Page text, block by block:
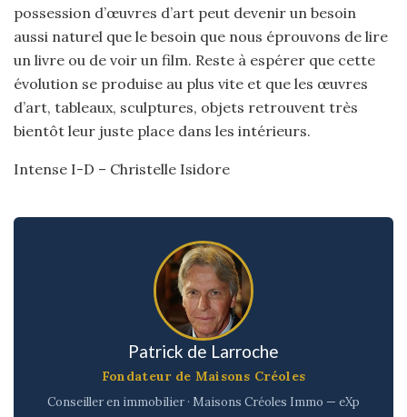
possession d’œuvres d’art peut devenir un besoin
aussi naturel que le besoin que nous éprouvons de lire
un livre ou de voir un film. Reste à espérer que cette
évolution se produise au plus vite et que les œuvres
d’art, tableaux, sculptures, objets retrouvent très
bientôt leur juste place dans les intérieurs.
Intense I-D – Christelle Isidore
Patrick de Larroche
Fondateur de Maisons Créoles
Conseiller en immobilier · Maisons Créoles Immo — eXp